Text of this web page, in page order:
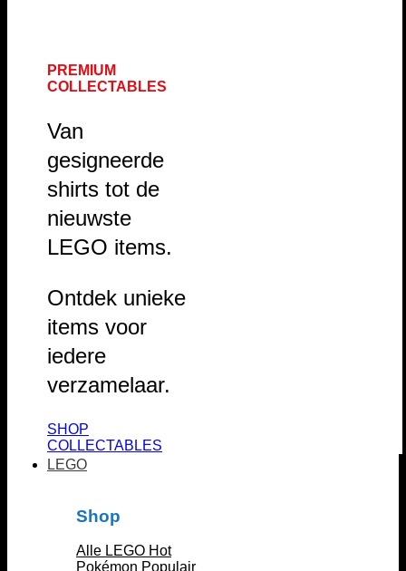
PREMIUM
COLLECTABLES
Van
gesigneerde
shirts tot de
nieuwste
LEGO items.
Ontdek unieke
items voor
iedere
verzamelaar.
SHOP
COLLECTABLES
LEGO
Shop
Alle LEGO
Pokémon